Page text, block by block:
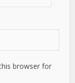
browser for